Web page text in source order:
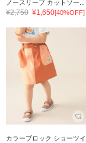
ノースリーブ カットソー...
¥2,750 ¥1,650[40%OFF]
カラーブロック ショーツイ